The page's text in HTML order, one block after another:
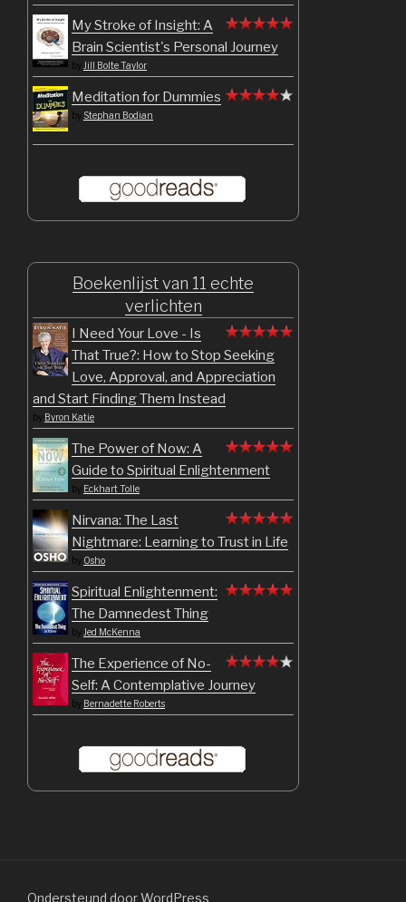
My Stroke of Insight: A
Brain Scientist's Personal Journey
by Jill Bolte Taylor
Meditation for Dummies
byStephan Bodian
Boekenlijst van 11 echte
verlichten
I Need Your Love - Is
That True?: How to Stop Seeking
Love, Approval, and Appreciation
and Start Finding Them Instead
by Byron Katie
The Power of Now: A
Guide to Spiritual Enlightenment
by Eckhart Tolle
Nirvana: The Last
Nightmare: Learning to Trust in Life
by Osho
Spiritual Enlightenment:
The Damnedest Thing
by Jed McKenna
The Experience of No-
Self: A Contemplative Journey
by Bernadette Roberts
Ondersteund door WordPress